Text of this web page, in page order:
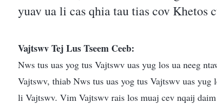
yuav ua li cas qhia tau tias cov Khetos
Vajtswv Tej Lus Tseem Ceeb:
Nws tus uas yog tus Vajtswv uas yug los ua neeg
Vajtswv, thiab Nws tus uas yog tus Vajtswv uas
li Vajtswv. Vim Vajtswv rais los muaj cev nqaij